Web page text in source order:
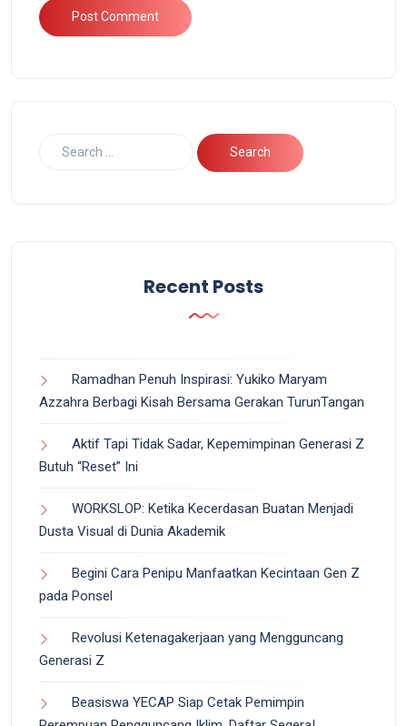
Recent Posts
Ramadhan Penuh Inspirasi: Yukiko Maryam
Azzahra Berbagi Kisah Bersama Gerakan TurunTangan
Aktif Tapi Tidak Sadar, Kepemimpinan Generasi Z
Butuh “Reset” Ini
WORKSLOP: Ketika Kecerdasan Buatan Menjadi
Dusta Visual di Dunia Akademik
Begini Cara Penipu Manfaatkan Kecintaan Gen Z
pada Ponsel
Revolusi Ketenagakerjaan yang Mengguncang
Generasi Z
Beasiswa YECAP Siap Cetak Pemimpin